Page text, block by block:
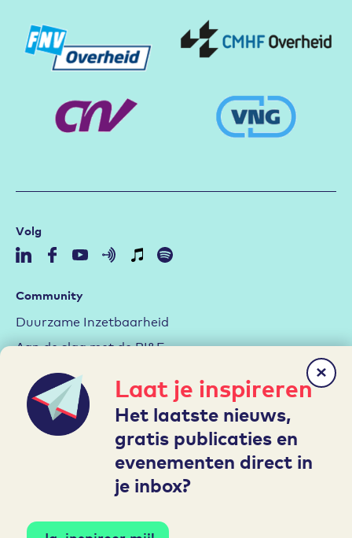
Laat je inspireren
Het laatste nieuws,
gratis publicaties en
evenementen direct in
je inbox?
Volg
Community
Duurzame Inzetbaarheid
Aan de slag met de RI&E
Arbeidsmarktstrategie
Hybride werken
Leren en Ontwikkelen